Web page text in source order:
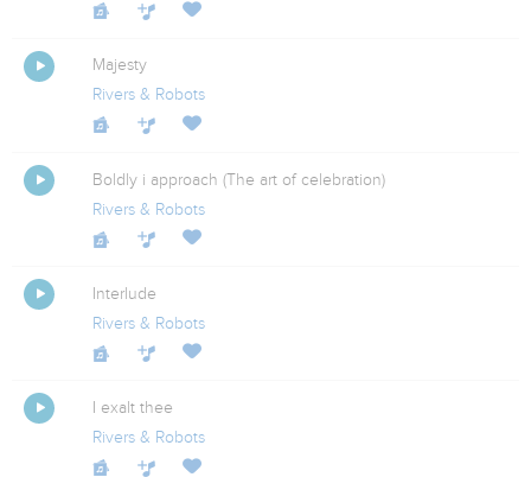
Majesty
Rivers & Robots
Boldly i approach (The art of celebration)
Rivers & Robots
Interlude
Rivers & Robots
I exalt thee
Rivers & Robots